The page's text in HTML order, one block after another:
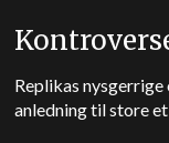
Replikas
anledning til store